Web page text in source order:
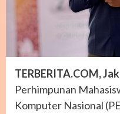
TERBERITA.COM,
Perhimpunan
Komputer Nasional